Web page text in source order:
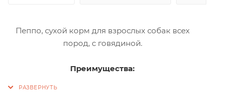
Пеппо, сухой корм для взрослых собак всех
пород, с говядиной.
Преимущества: